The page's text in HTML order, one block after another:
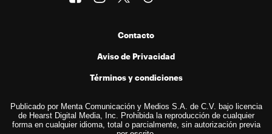
Contacto
Aviso de Privacidad
Términos y condiciones
Publicado por Menta Comunicación y Medios S.A. de C.V. bajo licencia
de Hearst Digital Media, Inc. Prohibida la reproducción de cualquier
forma en cualquier idioma, total o parcialmente, sin autorización previa